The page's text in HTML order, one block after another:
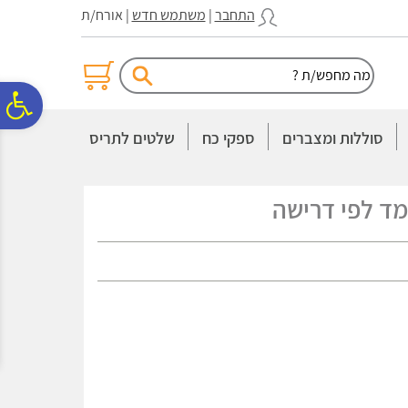
נגישות
אתר
המרכזי
התחבר| משתמש חדש| אורח/ת
סוללות ומצברים ספקי כח שלטים לתריס
לפי דרישה